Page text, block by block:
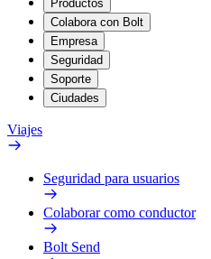
Productos
Colabora con Bolt
Empresa
Seguridad
Soporte
Ciudades
Viajes
Seguridad para usuarios
Colaborar como conductor
Bolt Send